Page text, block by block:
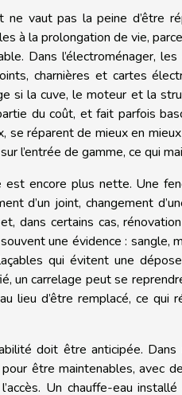
vaut pas la peine d’être
à la prolongation de vie,
Dans l’électroménager,
charnières et cartes
si la cuve, le moteur et la
du coût, et fait parfois
se réparent de mieux en
l’entrée de gamme, ce qui
est encore plus nette. Une
d’un joint, changement
dans certains cas,
une évidence : sangle,
qui évitent une
un carrelage peut se
lieu d’être remplacé, ce
doit être anticipée.
être maintenables, avec
Un chauffe-eau